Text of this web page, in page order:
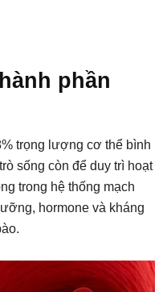
phần
trọng lượng cơ thể bình
sống còn để duy trì hoạt
trong hệ thống mạch
hormone và kháng